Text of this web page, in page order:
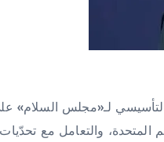
التأسيسي لـ«مجلس السلام»
المتحدة، والتعامل مع